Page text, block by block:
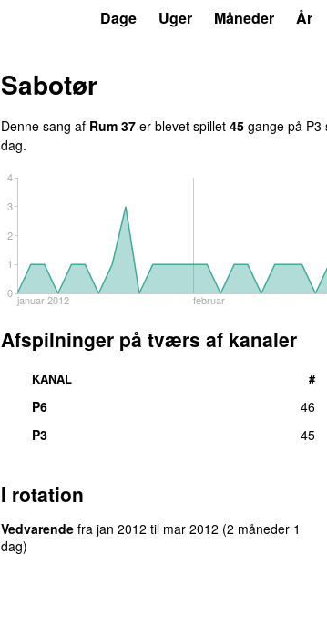
Dage Uger Måneder År
Sabotør
Denne sang af Rum 37 er blevet spillet 45 gange på P3
dag.
januar 2012 februar
0
1
2
3
4
Afspilninger på tværs af kanaler
KANAL #
P6
46
P3
45
I rotation
Vedvarende fra jan 2012 til mar 2012 (2 måneder 1
dag)